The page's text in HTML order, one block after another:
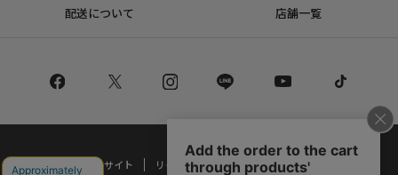
配送について 店舗一覧
コーポレートサイト リクルート サステナブルマークについて